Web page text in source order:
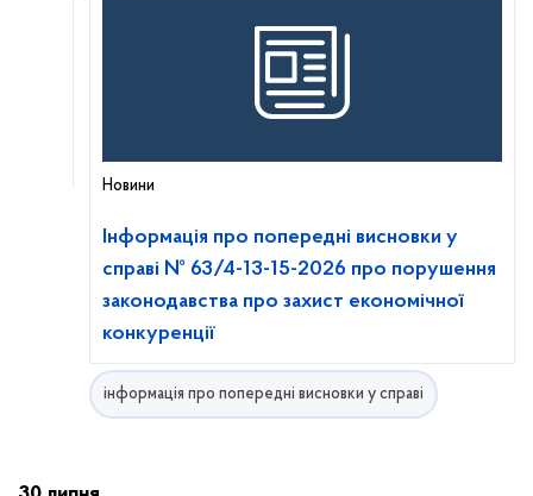
Новини
Інформація про попередні висновки у
справі № 63/4-13-15-2026 про порушення
законодавства про захист економічної
конкуренції
інформація про попередні висновки у справі